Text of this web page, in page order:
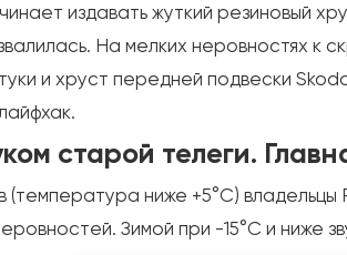
издавать жуткий резиновый
На мелких неровностях к
и хруст передней подвески
старой телеги.
ниже +5°C)
Зимой при -15°C и ниже